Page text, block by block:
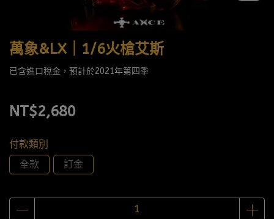
萬象&LX｜1/6火槍艾斯
已含進口稅金，預計於2021年第四季
NT$2,680
付款類別
全款
訂金